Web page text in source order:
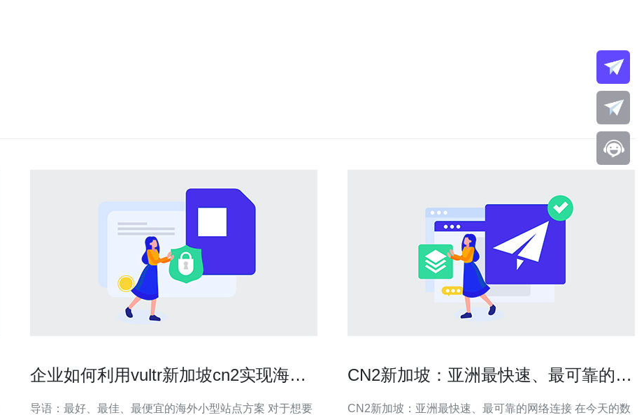
企业如何利用vultr新加坡cn2实现海外
导语：最好、最佳、最便宜的海外小型站点方案 对于想要
CN2新加坡：亚洲最快速、最可靠的网
CN2新加坡：亚洲最快速、最可靠的网络连接 在今天的数